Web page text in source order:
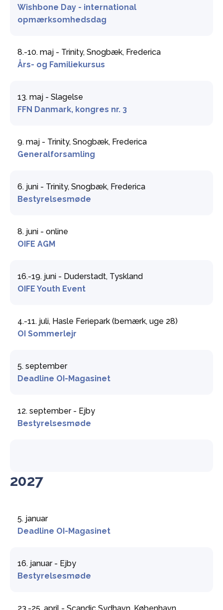
Wishbone Day - international
opmærksomhedsdag
8.-10. maj - Trinity, Snogbæk, Frederica
Års- og Familiekursus
13. maj - Slagelse
FFN Danmark, kongres nr. 3
9. maj - Trinity, Snogbæk, Frederica
Generalforsamling
6. juni - Trinity, Snogbæk, Frederica
Bestyrelsesmøde
8. juni - online
OIFE AGM
16.-19. juni - Duderstadt, Tyskland
OIFE Youth Event
4.-11. juli, Hasle Feriepark (bemærk, uge 28)
OI Sommerlejr
5. september
Deadline OI-Magasinet
12. september - Ejby
Bestyrelsesmøde
2027
5. januar
Deadline OI-Magasinet
16. januar - Ejby
Bestyrelsesmøde